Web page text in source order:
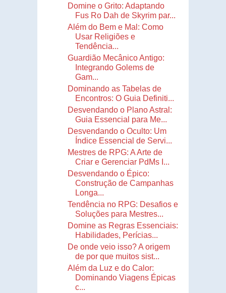
Domine o Grito: Adaptando
Fus Ro Dah de Skyrim par...
Além do Bem e Mal: Como
Usar Religiões e
Tendência...
Guardião Mecânico Antigo:
Integrando Golems de
Gam...
Dominando as Tabelas de
Encontros: O Guia Definiti...
Desvendando o Plano Astral:
Guia Essencial para Me...
Desvendando o Oculto: Um
Índice Essencial de Servi...
Mestres de RPG: A Arte de
Criar e Gerenciar PdMs I...
Desvendando o Épico:
Construção de Campanhas
Longa...
Tendência no RPG: Desafios e
Soluções para Mestres...
Domine as Regras Essenciais:
Habilidades, Perícias...
De onde veio isso? A origem
de por que muitos sist...
Além da Luz e do Calor:
Dominando Viagens Épicas
c...